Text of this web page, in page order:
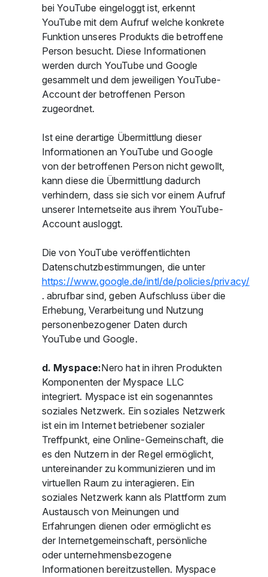
bei YouTube eingeloggt ist, erkennt
YouTube mit dem Aufruf welche konkrete
Funktion unseres Produkts die betroffene
Person besucht. Diese Informationen
werden durch YouTube und Google
gesammelt und dem jeweiligen YouTube-
Account der betroffenen Person
zugeordnet.
Ist eine derartige Übermittlung dieser
Informationen an YouTube und Google
von der betroffenen Person nicht gewollt,
kann diese die Übermittlung dadurch
verhindern, dass sie sich vor einem Aufruf
unserer Internetseite aus ihrem YouTube-
Account ausloggt.
Die von YouTube veröffentlichten
Datenschutzbestimmungen, die unter
https://www.google.de/intl/de/policies/privacy/
. abrufbar sind, geben Aufschluss über die
Erhebung, Verarbeitung und Nutzung
personenbezogener Daten durch
YouTube und Google.
d. Myspace:Nero hat in ihren Produkten
Komponenten der Myspace LLC
integriert. Myspace ist ein sogenanntes
soziales Netzwerk. Ein soziales Netzwerk
ist ein im Internet betriebener sozialer
Treffpunkt, eine Online-Gemeinschaft, die
es den Nutzern in der Regel ermöglicht,
untereinander zu kommunizieren und im
virtuellen Raum zu interagieren. Ein
soziales Netzwerk kann als Plattform zum
Austausch von Meinungen und
Erfahrungen dienen oder ermöglicht es
der Internetgemeinschaft, persönliche
oder unternehmensbezogene
Informationen bereitzustellen. Myspace